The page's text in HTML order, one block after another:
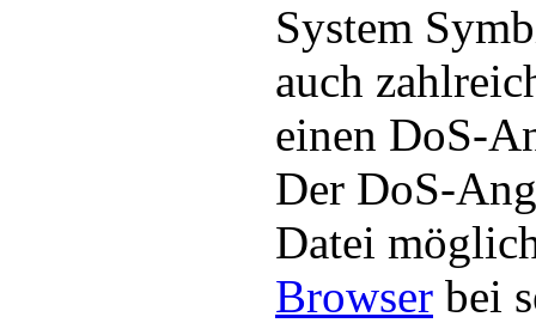
System
auch
einen DoS-
Der DoS-
Datei
Browser bei